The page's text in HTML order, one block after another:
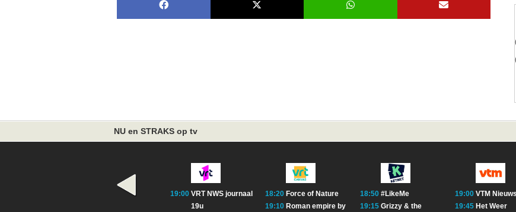
NU en STRAKS op tv
19:00 VRT NWS journaal
19u
18:20 Force of Nature
19:10 Roman empire by
18:50 #LikeMe
19:15 Grizzy & the
19:00 VTM Nieuws
19:45 Het Weer